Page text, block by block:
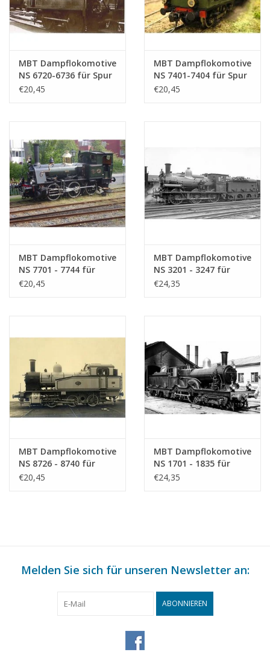
MBT Dampflokomotive
NS 6720-6736 für Spur
0 - Bauzeichnung
€20,45
MBT Dampflokomotive
NS 7401-7404 für Spur
0 - Bauzeichnung
€20,45
MBT Dampflokomotive
NS 7701 - 7744 für
Spur 0 - Bauzeichnung
€20,45
MBT Dampflokomotive
NS 3201 - 3247 für
Spur 0 - Bauzeichnung
€24,35
MBT Dampflokomotive
NS 8726 - 8740 für
Spur 0 - Bauzeichnung
€20,45
MBT Dampflokomotive
NS 1701 - 1835 für
Spur 0 - Bauzeichnung
€24,35
Melden Sie sich für unseren Newsletter an:
ABONNIEREN